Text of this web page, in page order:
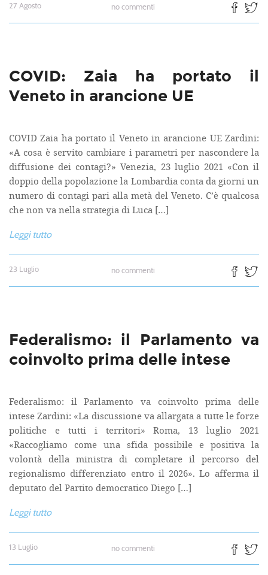
27 Agosto no commenti
COVID: Zaia ha portato il
Veneto in arancione UE
COVID Zaia ha portato il Veneto in arancione UE Zardini:
«A cosa è servito cambiare i parametri per nascondere la
diffusione dei contagi?» Venezia, 23 luglio 2021 «Con il
doppio della popolazione la Lombardia conta da giorni un
numero di contagi pari alla metà del Veneto. C’è qualcosa
che non va nella strategia di Luca […]
Leggi tutto
23 Luglio no commenti
Federalismo: il Parlamento va
coinvolto prima delle intese
Federalismo: il Parlamento va coinvolto prima delle
intese Zardini: «La discussione va allargata a tutte le forze
politiche e tutti i territori» Roma, 13 luglio 2021
«Raccogliamo come una sfida possibile e positiva la
volontà della ministra di completare il percorso del
regionalismo differenziato entro il 2026». Lo afferma il
deputato del Partito democratico Diego […]
Leggi tutto
13 Luglio no commenti